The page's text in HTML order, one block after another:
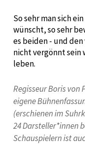
So sehr man sich
wünscht, so sehr
es beiden - und
nicht vergönnt
leben.
Regisseur Boris von
eigene
(erschienen im
24 Darsteller*innen
Schauspielern ist